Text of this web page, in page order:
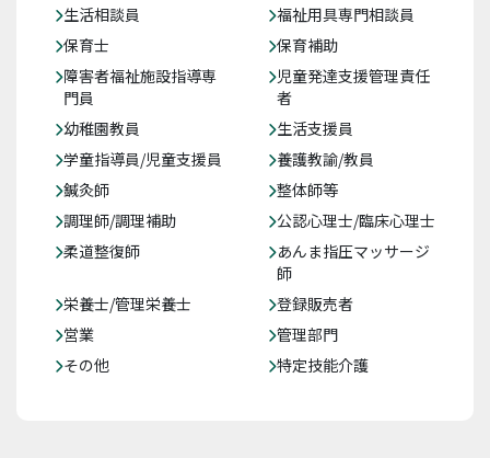
生活相談員
福祉用具専門相談員
保育士
保育補助
障害者福祉施設指導専
門員
児童発達支援管理責任
者
幼稚園教員
生活支援員
学童指導員/児童支援員
養護教諭/教員
鍼灸師
整体師等
調理師/調理補助
公認心理士/臨床心理士
柔道整復師
あんま指圧マッサージ
師
栄養士/管理栄養士
登録販売者
営業
管理部門
その他
特定技能介護